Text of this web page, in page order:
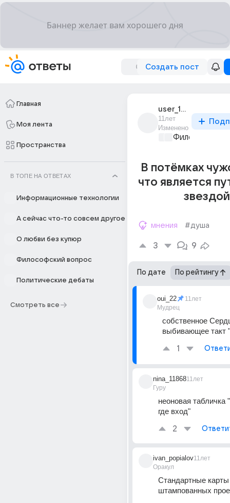
Создать пост
Главная
Моя лента
Пространства
В ТОПЕ НА ОТВЕТАХ
Информационные технологии
А сейчас что-то совсем другое
О любви без купюр
Философский вопрос
Политические дебаты
Смотреть все
user_17823050
11лет
Изменено
Философский
В потёмках
что является
мнения #душа
3 9
По дате По рейтингу
oui_22
Мудрец
11лет
собственное
выбивающее такт
1
nina_11868
Гуру
11лет
неоновая
где вход"
2
ivan_popialov
Оракул
11лет
Стандартные
штампованных